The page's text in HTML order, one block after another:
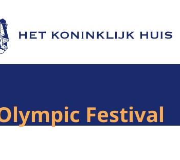
van Het Koninklijk Huis
Festival